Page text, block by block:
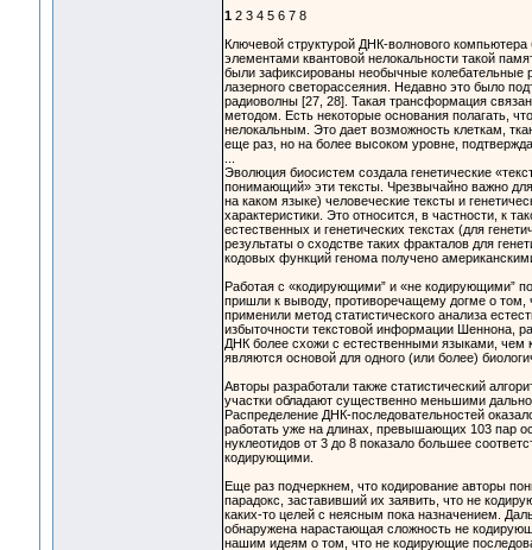
12 3 4 5 6 7 8
Ключевой структурой ДНК-волнового
элементами квантовой нелокальности такой
были зафиксированы необычные колебательные
лазерного светорассеяния. Недавно это было
радиоволны [27, 28]. Такая трансформация
методом. Есть некоторые основания полагать,
нелокальным. Это дает возможность клеткам,
еще раз, но на более высоком уровне,
Эволюция биосистем создала генетические
понимающий» эти тексты. Чрезвычайно важно
на каком языке) человеческие тексты и
характеристики. Это относится, в частности, к
естественных и генетических текстах (для
результаты о сходстве таких фракталов для
кодовых функций генома получено
Работая с «кодирующими” и «не кодирующими”
пришли к выводу, противоречащему догме о
применили метод статистического анализа
избыточности текстовой информации Шеннона,
ДНК более схожи с естественными языками, чем
являются основой для одного (или более)
Авторы разработали также статистический
участки обладают существенно меньшими
Распределение ДНК-последовательностей
работать уже на длинах, превышающих 103 пар
нуклеотидов от 3 до 8 показало большее
кодирующими.
Еще раз подчеркнем, что кодирование авторы
парадокс, заставивший их заявить, что не
каких-то целей с неясным пока назначением.
обнаружена нарастающая сложность не
нашим идеям о том, что не кодирующие